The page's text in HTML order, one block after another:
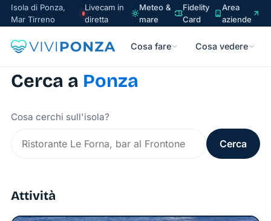
Isola di Ponza,
Mar Tirreno
Livecam in
diretta
Meteo &
mare
Fidelity
Card
Area
aziende
Cosa fare Cosa vedere
Cerca a Ponza
Cosa cerchi sull'isola?
Cerca
Attività